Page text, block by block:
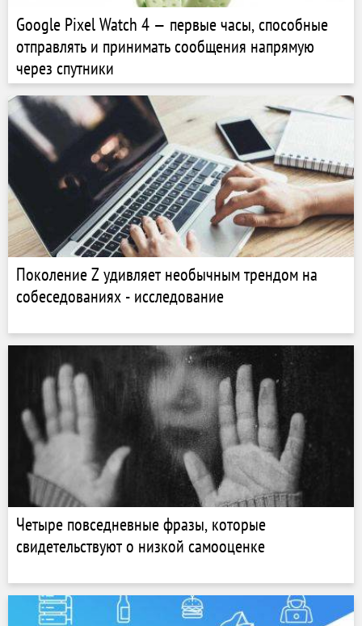
Google Pixel Watch 4 — первые часы, способные
отправлять и принимать сообщения напрямую
через спутники
Поколение Z удивляет необычным трендом на
собеседованиях - исследование
Четыре повседневные фразы, которые
свидетельствуют о низкой самооценке